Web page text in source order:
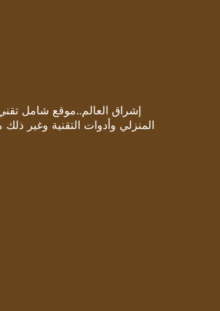
إشراق العالم..موقع شامل تقني
المنزلي وأدوات التقنية وغير